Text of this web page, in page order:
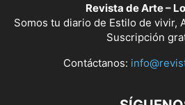
Revista de Arte –
Somos tu diario de Estilo de vivir,
Suscripción
Contáctanos: